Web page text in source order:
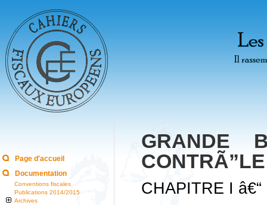
Page d'accueil
Documentation
Conventions fiscales
Publications 2014/2015
Archives
GRANDE
CHAPITRE I